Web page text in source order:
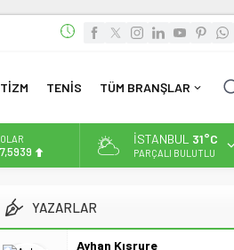
TENİS TÜM BRANŞLAR
54,9646
İSTANBUL 31°C
PARÇALI BULUTLU
YAZARLAR
Ayhan Kısrure